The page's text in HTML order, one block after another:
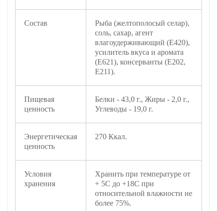
Состав
Рыба (желтополосый селар),
соль, сахар, агент
влагоудерживающий (Е420),
усилитель вкуса и аромата
(Е621), консерванты (Е202,
Е211).
Пищевая
ценность
Белки - 43,0 г., Жиры - 2,0 г.,
Углеводы - 19,0 г.
Энергетическая
ценность
270 Ккал.
Условия
хранения
Хранить при температуре от
+ 5С до +18С при
относительной влажности не
более 75%.